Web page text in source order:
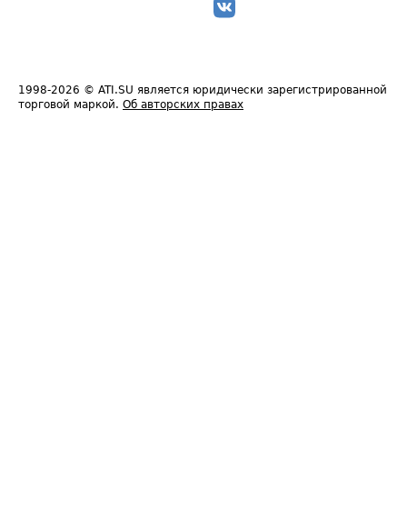
1998-2026 © ATI.SU является юридически зарегистрированной
торговой маркой. Об авторских правах